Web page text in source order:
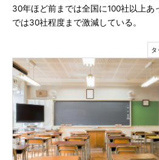
30年ほど前までは全国に100社以上あ
では30社程度まで激減している。